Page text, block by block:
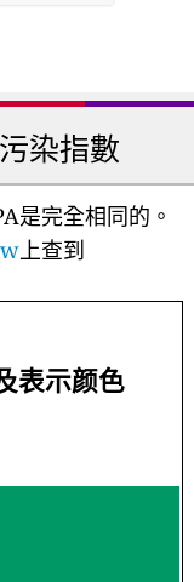
染指數
是完全相同的。
上查到
表示颜色